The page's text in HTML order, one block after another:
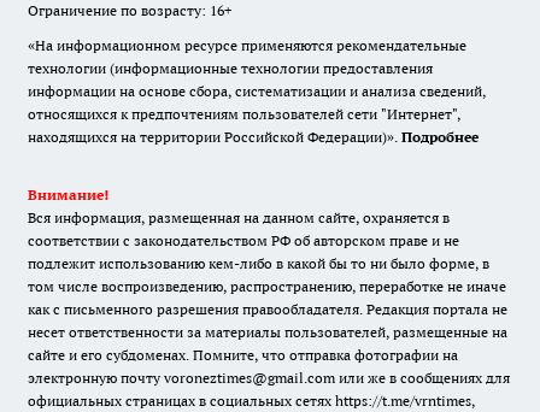
Ограничение по возрасту: 16+
«На информационном ресурсе применяются рекомендательные
технологии (информационные технологии предоставления
информации на основе сбора, систематизации и анализа сведений,
относящихся к предпочтениям пользователей сети "Интернет",
находящихся на территории Российской Федерации)». Подробнее
Внимание!
Вся информация, размещенная на данном сайте, охраняется в
соответствии с законодательством РФ об авторском праве и не
подлежит использованию кем-либо в какой бы то ни было форме, в
том числе воспроизведению, распространению, переработке не иначе
как с письменного разрешения правообладателя. Редакция портала не
несет ответственности за материалы пользователей, размещенные на
сайте и его субдоменах. Помните, что отправка фотографии на
электронную почту voroneztimes@gmail.com или же в сообщениях для
официальных страницах в социальных сетях https://t.me/vrntimes,